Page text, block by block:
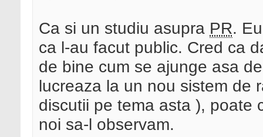
Ca si un studiu asupra PR.
ca l-au facut public. Cred ca
de bine cum se ajunge asa
lucreaza la un nou sistem de
discutii pe tema asta ), poate
noi sa-l observam.